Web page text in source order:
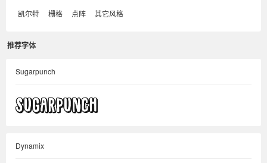
凯尔特
栅格 点阵 其它风格
推荐字体
Sugarpunch
Dynamix